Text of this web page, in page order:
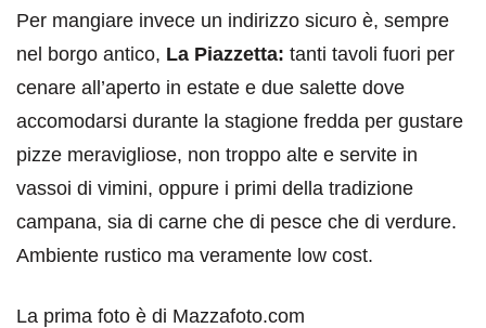
Per mangiare invece un indirizzo sicuro è, sempre
nel borgo antico, La Piazzetta: tanti tavoli fuori per
cenare all’aperto in estate e due salette dove
accomodarsi durante la stagione fredda per gustare
pizze meravigliose, non troppo alte e servite in
vassoi di vimini, oppure i primi della tradizione
campana, sia di carne che di pesce che di verdure.
Ambiente rustico ma veramente low cost.
La prima foto è di Mazzafoto.com